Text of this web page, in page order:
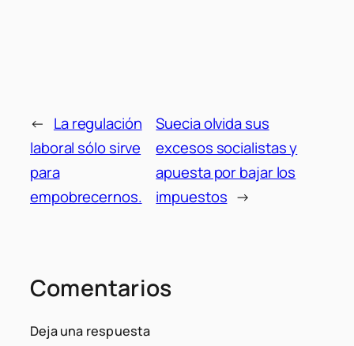
← La regulación
laboral sólo sirve
para
empobrecernos.
Suecia olvida sus
excesos socialistas y
apuesta por bajar los
impuestos →
Comentarios
Deja una respuesta